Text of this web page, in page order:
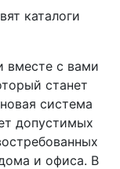
каталоги
вместе с вами
станет
система
допустимых
и офиса. В